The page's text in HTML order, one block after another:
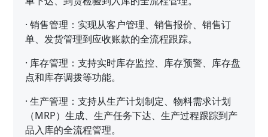
·销售管理：实现从客户管理、销售报价、销售订
单、发货管理到应收账款的全流程跟踪。
· 库存管理：支持实时库存监控、库存预警、库存盘
点和库存调拨等功能。
·生产管理：支持从生产计划制定、物料需求计划
（MRP）生成、生产任务下达、生产过程跟踪到产
品入库的全流程管理。